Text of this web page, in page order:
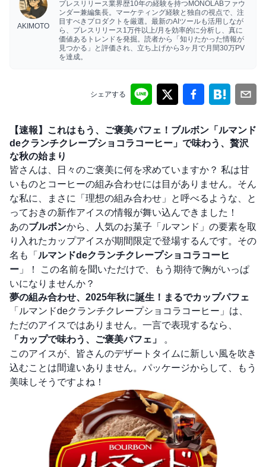
AKIMOTO
プレスリリース業界歴10年の経験を持つMONOLABファウ
ンダー兼編集長。マーケティング経験と独自の視点で、注
目すべきプロダクトを厳選。最新のAIツールも活用しなが
ら、プレスリリース1万件以上/月を効率的に分析し、真に
価値あるトレンドを発掘。読者から「知りたかった情報が
見つかる」と評価され、立ち上げから3ヶ月で月間30万PV
を達成。
シェアする
【速報】これはもう、ご褒美パフェ！ブルボン「ルマンド
deクランチクレープショコラコーヒー」で味わう、贅沢
な秋の始まり
皆さんは、日々のご褒美に何を求めていますか？ 私は甘
いものとコーヒーの組み合わせには目がありません。そん
な私に、まさに「理想の組み合わせ」と呼べるような、と
っておきの新作アイスの情報が舞い込んできました！
あのブルボンから、人気のお菓子「ルマンド」の要素を取
り入れたカップアイスが期間限定で登場するんです。その
名も「 ルマンドdeクランチクレープショコラコーヒ
ー 」！ この名前を聞いただけで、もう期待で胸がいっぱ
いになりませんか？
夢の組み合わせ、2025年秋に誕生！まるでカップパフェ
「ルマンドdeクランチクレープショコラコーヒー」は、
ただのアイスではありません。一言で表現するなら、
「カップで味わう、ご褒美パフェ」
。
このアイスが、皆さんのデザートタイムに新しい風を吹き
込むことは間違いありません。パッケージからして、もう
美味しそうですよね！